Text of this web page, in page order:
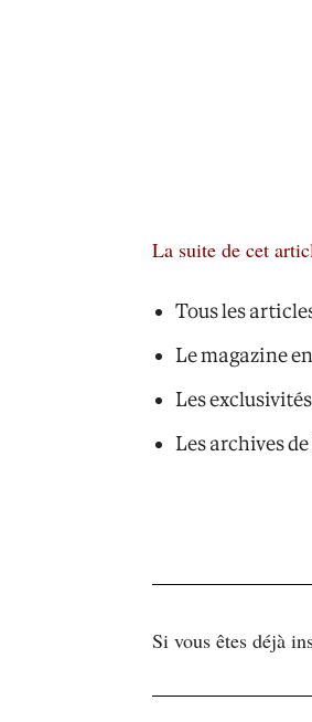
La suite de cet
Tous les
Le magazine
Les
Les archives
Si vous êtes déjà